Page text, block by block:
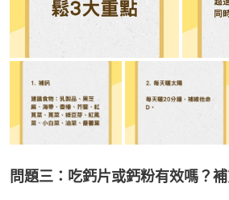
問題三：吃鈣片或鈣粉有效嗎？